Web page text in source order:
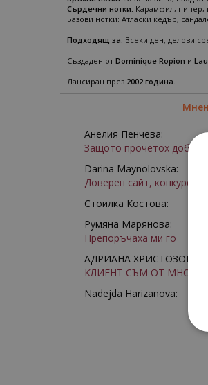
Сърдечни нотки: Карамфил, пипер,
Базови нотки: Атласки кедър,
Подходящ за: Всеки ден, делови
Създаден от Dominique Ropion и
Лансиран през 2002 година.
Анелия Пенчева:
Защото прочетох добри
Darina Maynolovska:
Доверен сайт,
Стоилка Костова:
Румяна Марянова:
Препоръчаха ми го
АДРИАНА ХРИСТОЗОВА:
КЛИЕНТ СЪМ ОТ МНОГО
Nadejda Harizanova: